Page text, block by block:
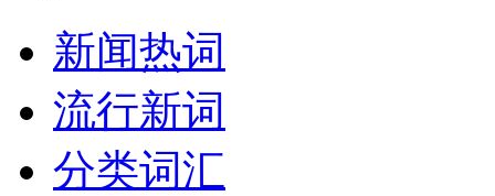
新闻热词
流行新词
分类词汇